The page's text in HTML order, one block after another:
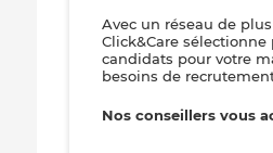
Avec un réseau de
Click&Care
candidats pour votre
besoins de
Nos conseillers vous